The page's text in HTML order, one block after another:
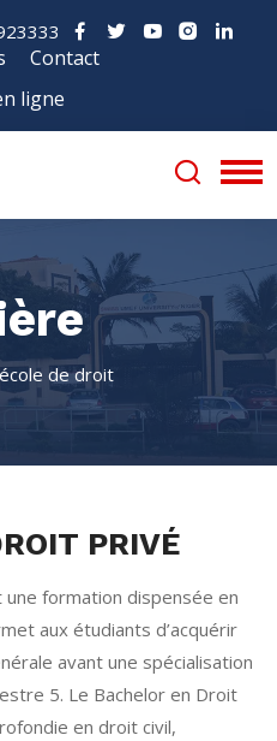
Contact
ligne
école de droit
PRIVÉ
formation dispensée en
aux étudiants d’acquérir
avant une spécialisation
5. Le Bachelor en Droit
en droit civil,